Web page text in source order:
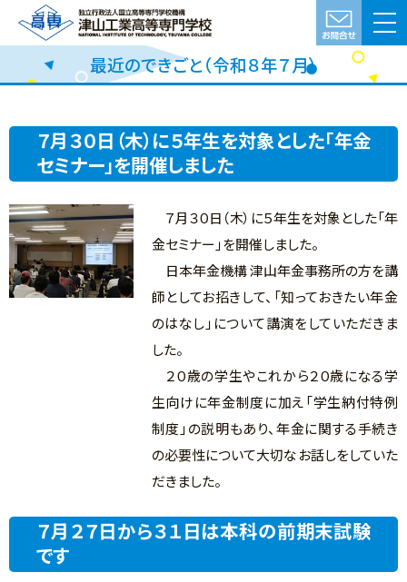
最近のできごと（令和８年７月）
７月３０日（木）に５年生を対象とした「年金
セミナー」を開催しました
７月３０日（木）に５年生を対象とした「年
金セミナー」を開催しました。
日本年金機構 津山年金事務所の方を講
師としてお招きして、「知っておきたい年金
のはなし」について講演をしていただきま
した。
２０歳の学生やこれから２０歳になる学
生向けに年金制度に加え「学生納付特例
制度」の説明もあり、年金に関する手続き
の必要性について大切なお話しをしていた
だきました。
７月２７日から３１日は本科の前期末試験
です